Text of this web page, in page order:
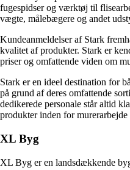
fugespidser og værktøj til
vægte, målebægere og andet
Kundeanmeldelser af Stark
kvalitet af produkter. Stark er
priser og omfattende viden om
Stark er en ideel destination for
på grund af deres omfattende
dedikerede personale står altid
produkter inden for
XL Byg
XL Byg er en landsdækkende